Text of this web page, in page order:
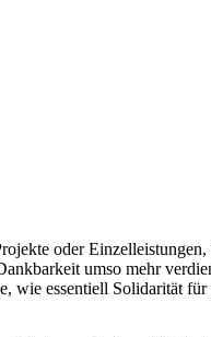
oder Einzelleistungen,
umso mehr
wie essentiell Solidarität für